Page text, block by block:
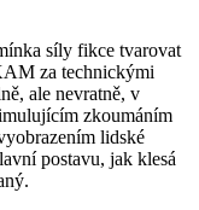
síly fikce tvarovat
za technickými
ale nevratně, v
zkoumáním
lidské
postavu, jak klesá